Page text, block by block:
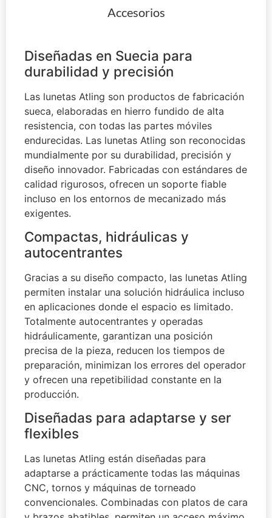
Accesorios
Diseñadas en Suecia para
durabilidad y precisión
Las lunetas Atling son productos de fabricación
sueca, elaboradas en hierro fundido de alta
resistencia, con todas las partes móviles
endurecidas. Las lunetas Atling son reconocidas
mundialmente por su durabilidad, precisión y
diseño innovador. Fabricadas con estándares de
calidad rigurosos, ofrecen un soporte fiable
incluso en los entornos de mecanizado más
exigentes.
Compactas, hidráulicas y
autocentrantes
Gracias a su diseño compacto, las lunetas Atling
permiten instalar una solución hidráulica incluso
en aplicaciones donde el espacio es limitado.
Totalmente autocentrantes y operadas
hidráulicamente, garantizan una posición
precisa de la pieza, reducen los tiempos de
preparación, minimizan los errores del operador
y ofrecen una repetibilidad constante en la
producción.
Diseñadas para adaptarse y ser
flexibles
Las lunetas Atling están diseñadas para
adaptarse a prácticamente todas las máquinas
CNC, tornos y máquinas de torneado
convencionales. Combinadas con platos de cara